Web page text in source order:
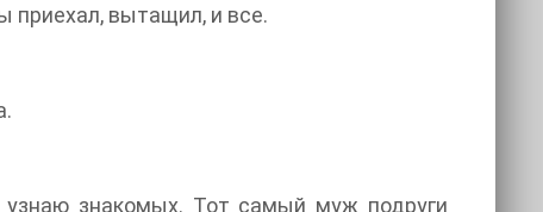
приехал, вытащил, и все.
знакомых. Тот самый муж подруги